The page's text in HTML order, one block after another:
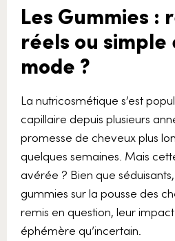
Les Gummies :
réels ou
mode ?
La nutricosmétique s’est
capillaire depuis plusieurs
promesse de cheveux plus
quelques semaines. Mais
avérée ? Bien que
gummies sur la pousse des
remis en question, leur
éphémère qu’incertain.